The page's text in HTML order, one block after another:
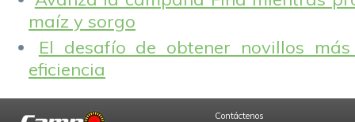
maíz y sorgo
El desafío de obtener novillos
eficiencia
Contáctenos